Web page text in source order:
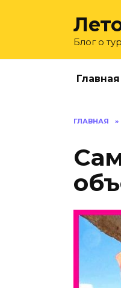
Блог о
Главная
ГЛАВНАЯ »